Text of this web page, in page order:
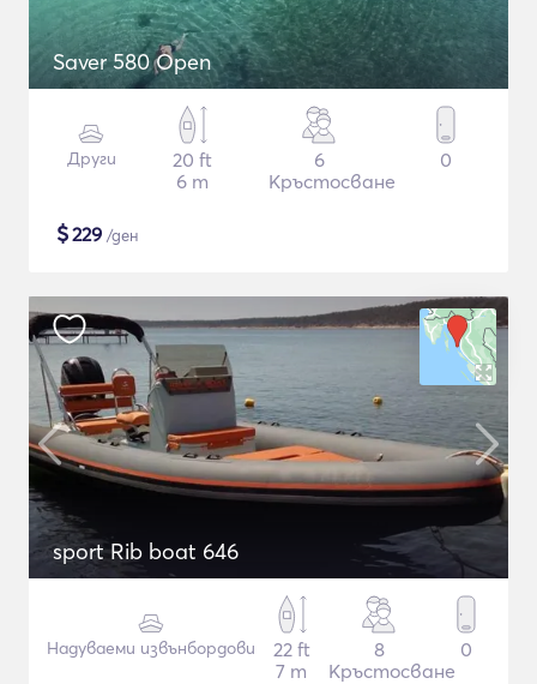
Saver 580 Open
Други
20 ft
6 m
6
Кръстосване
0
$229 /ден
sport Rib boat 646
Надуваеми извънбордови
22 ft
7 m
8
Кръстосване
0